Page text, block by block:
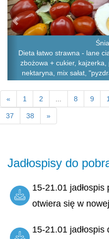
Dieta łatwo strawna - lane
zbożowa + cukier, kajzerka,
nektaryna, mix sałat,
« 1 2 8 9
37 38 »
Jadłospisy do
15-21.01 jadłospis
otwiera się w
15-21.01